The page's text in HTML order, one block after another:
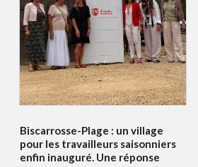
Biscarrosse-Plage : un village
pour les travailleurs saisonniers
enfin inauguré. Une réponse